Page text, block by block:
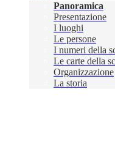
Panoramica
Presentazione
I luoghi
Le persone
I numeri della
Le carte della
Organizzazione
La storia